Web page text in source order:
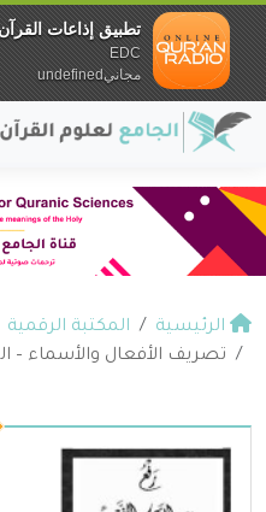
الرئيسية المكتبة الرقمية
تصريف الأفعال والأسماء –
تطبيق إذاعات
EDC
مجانيundefined